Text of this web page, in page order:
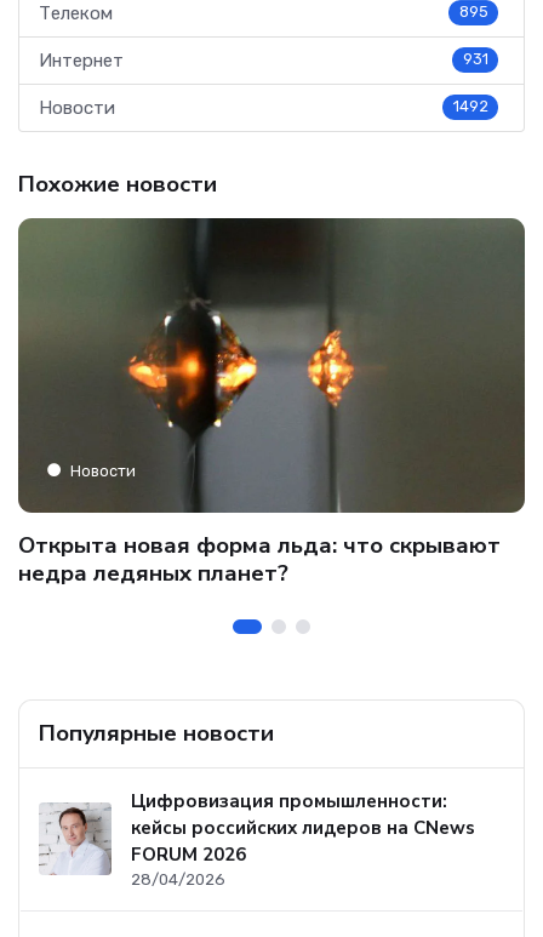
Телеком 895
Интернет 931
Новости 1492
Похожие новости
Новости
Открыта новая форма льда: что скрывают
недра ледяных планет?
Популярные новости
Цифровизация промышленности:
кейсы российских лидеров на CNews
FORUM 2026
28/04/2026